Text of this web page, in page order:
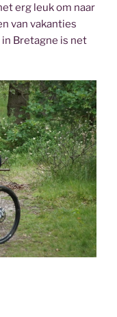
erg leuk om naar
van vakanties
Bretagne is net